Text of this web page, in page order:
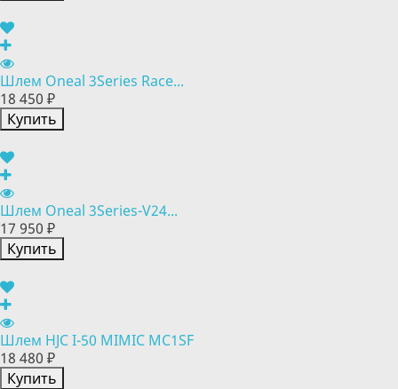
Шлем Oneal 3Series Race...
18 450 ₽
Купить
Шлем Oneal 3Series-V24...
17 950 ₽
Купить
Шлем HJC I-50 MIMIC MC1SF
18 480 ₽
Купить